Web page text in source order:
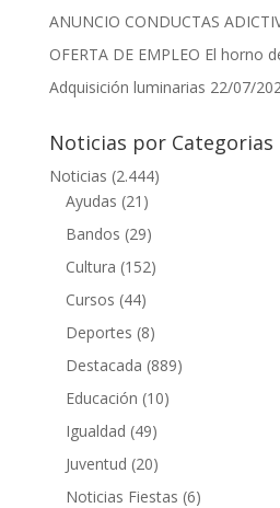
ANUNCIO CONDUCTAS
OFERTA DE EMPLEO El horno
Adquisición luminarias 22/07/
Noticias por Categorias
Noticias (2.444)
Ayudas (21)
Bandos (29)
Cultura (152)
Cursos (44)
Deportes (8)
Destacada (889)
Educación (10)
Igualdad (49)
Juventud (20)
Noticias Fiestas (6)